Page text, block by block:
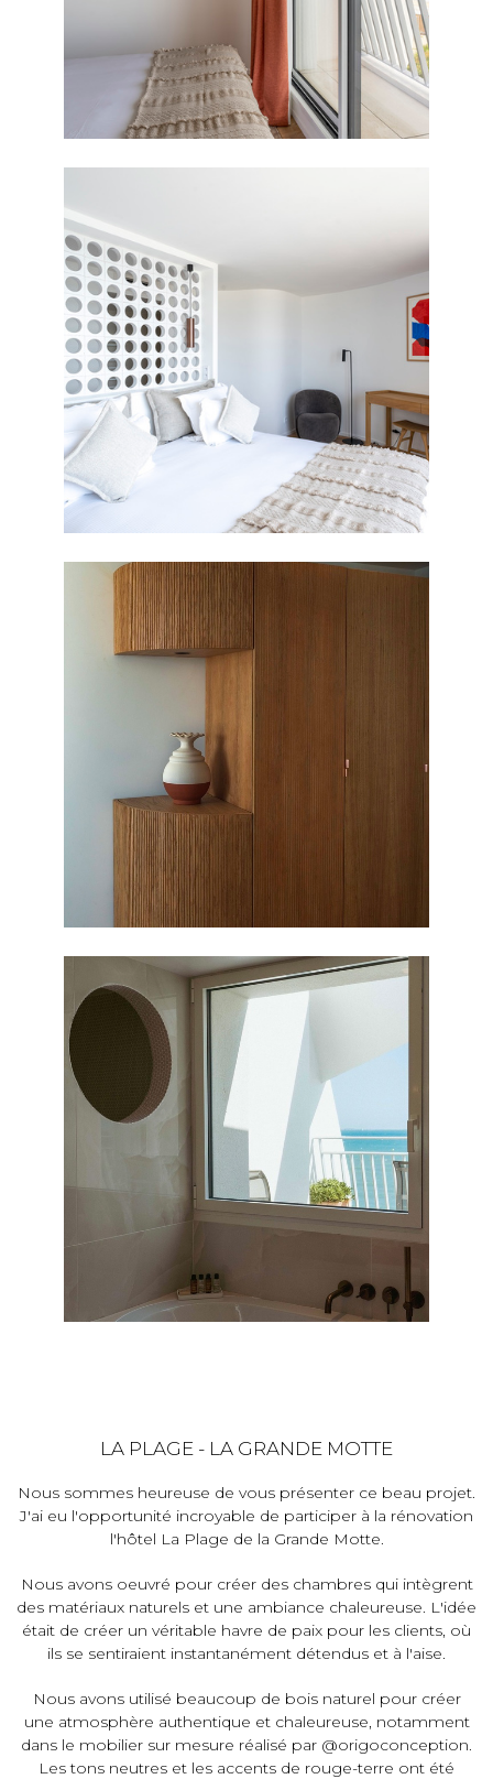
LA PLAGE - LA GRANDE MOTTE
Nous sommes heureuse de vous présenter ce beau projet.
J'ai eu l'opportunité incroyable de participer à la rénovation
l'hôtel La Plage de la Grande Motte.
Nous avons oeuvré pour créer des chambres qui intègrent
des matériaux naturels et une ambiance chaleureuse. L'idée
était de créer un véritable havre de paix pour les clients, où
ils se sentiraient instantanément détendus et à l'aise.
Nous avons utilisé beaucoup de bois naturel pour créer
une atmosphère authentique et chaleureuse, notamment
dans le mobilier sur mesure réalisé par @origoconception.
Les tons neutres et les accents de rouge-terre ont été